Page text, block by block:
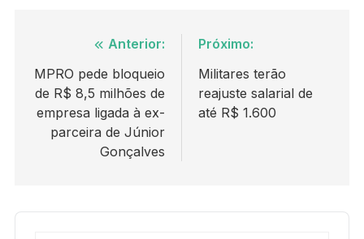
Navegação
de
Post
Anterior:
MPRO pede bloqueio
de R$ 8,5 milhões de
empresa ligada à ex-
parceira de Júnior
Gonçalves
Próximo:
Militares terão
reajuste salarial de
até R$ 1.600